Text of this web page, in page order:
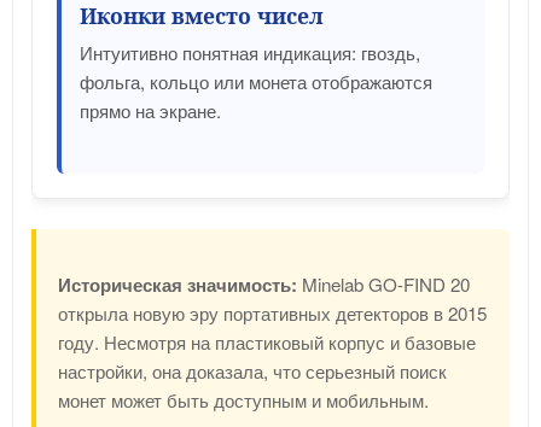
Иконки вместо чисел
Интуитивно понятная индикация: гвоздь,
фольга, кольцо или монета отображаются
прямо на экране.
Историческая значимость: Minelab GO-FIND 20
открыла новую эру портативных детекторов в 2015
году. Несмотря на пластиковый корпус и базовые
настройки, она доказала, что серьезный поиск
монет может быть доступным и мобильным.